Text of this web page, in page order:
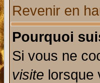
Revenir en
Pourquoi
Si vous ne
visite lorsque